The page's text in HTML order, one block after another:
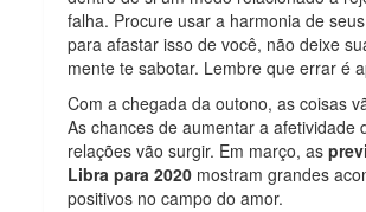
falha. Procure usar a harmonia de
para afastar isso de você, não deixe
mente te sabotar. Lembre que errar é
Com a chegada da outono, as coisas
As chances de aumentar a afetividade
relações vão surgir. Em março, as
Libra para 2020 mostram grandes
positivos no campo do amor.